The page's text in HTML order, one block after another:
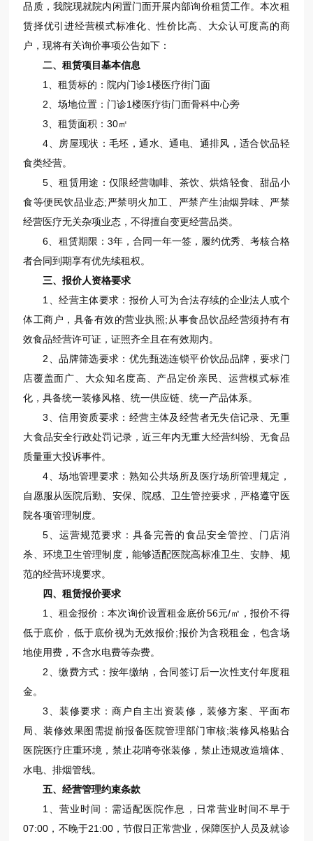
品质，我院现就院内闲置门面开展内部询价租赁工作。本次租
赁择优引进经营模式标准化、性价比高、大众认可度高的商
户，现将有关询价事项公告如下：
二、租赁项目基本信息
1、租赁标的：院内门诊1楼医疗街门面
2、场地位置：门诊1楼医疗街门面骨科中心旁
3、租赁面积：30㎡
4、房屋现状：毛坯，通水、通电、通排风，适合饮品轻
食类经营。
5、租赁用途：仅限经营咖啡、茶饮、烘焙轻食、甜品小
食等便民饮品业态;严禁明火加工、严禁产生油烟异味、严禁
经营医疗无关杂项业态，不得擅自变更经营品类。
6、租赁期限：3年，合同一年一签，履约优秀、考核合格
者合同到期享有优先续租权。
三、报价人资格要求
1、经营主体要求：报价人可为合法存续的企业法人或个
体工商户，具备有效的营业执照;从事食品饮品经营须持有有
效食品经营许可证，证照齐全且在有效期内。
2、品牌筛选要求：优先甄选连锁平价饮品品牌，要求门
店覆盖面广、大众知名度高、产品定价亲民、运营模式标准
化，具备统一装修风格、统一供应链、统一产品体系。
3、信用资质要求：经营主体及经营者无失信记录、无重
大食品安全行政处罚记录，近三年内无重大经营纠纷、无食品
质量重大投诉事件。
4、场地管理要求：熟知公共场所及医疗场所管理规定，
自愿服从医院后勤、安保、院感、卫生管控要求，严格遵守医
院各项管理制度。
5、运营规范要求：具备完善的食品安全管控、门店消
杀、环境卫生管理制度，能够适配医院高标准卫生、安静、规
范的经营环境要求。
四、租赁报价要求
1、租金报价：本次询价设置租金底价56元/㎡，报价不得
低于底价，低于底价视为无效报价;报价为含税租金，包含场
地使用费，不含水电费等杂费。
2、缴费方式：按年缴纳，合同签订后一次性支付年度租
金。
3、装修要求：商户自主出资装修，装修方案、平面布
局、装修效果图需提前报备医院管理部门审核;装修风格贴合
医院医疗庄重环境，禁止花哨夸张装修，禁止违规改造墙体、
水电、排烟管线。
五、经营管理约束条款
1、营业时间：需适配医院作息，日常营业时间不早于
07:00，不晚于21:00，节假日正常营业，保障医护人员及就诊